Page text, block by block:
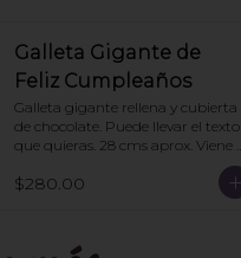
Galleta Gigante de
Feliz Cumpleaños
Galleta gigante rellena y cubierta
de chocolate. Puede llevar el texto
que quieras. 28 cms aprox. Viene
en caja transparente. Ideal para
regalo.
$280.00